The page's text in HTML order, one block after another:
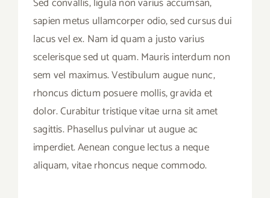
sapien metus ullamcorper odio, sed cursus dui
lacus vel ex. Nam id quam a justo varius
scelerisque sed ut quam. Mauris interdum non
sem vel maximus. Vestibulum augue nunc,
rhoncus dictum posuere mollis, gravida et
dolor. Curabitur tristique vitae urna sit amet
sagittis. Phasellus pulvinar ut augue ac
imperdiet. Aenean congue lectus a neque
aliquam, vitae rhoncus neque commodo.